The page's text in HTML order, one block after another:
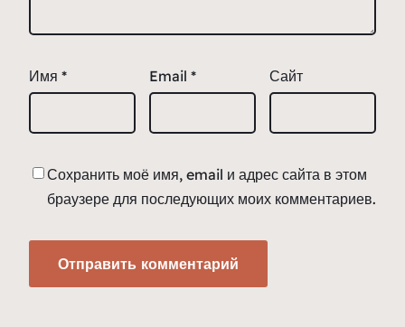
Имя * Email * Сайт
Сохранить моё имя, email и адрес сайта в этом
браузере для последующих моих комментариев.